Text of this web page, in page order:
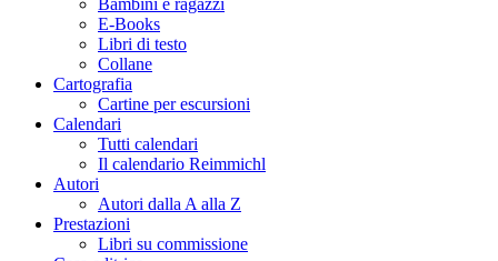
E-Books
Libri di testo
Collane
Cartografia
Cartine per escursioni
Calendari
Tutti calendari
Il calendario Reimmichl
Autori
Autori dalla A alla Z
Prestazioni
Libri su commissione